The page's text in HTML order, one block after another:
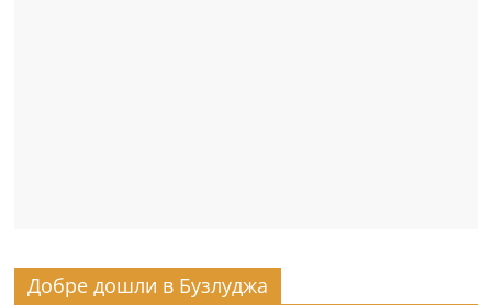
Добре дошли в Бузлуджа